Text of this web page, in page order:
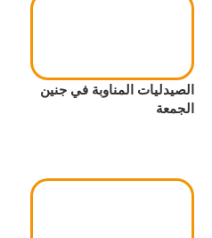
الصيدليات المناوبة في جنين
الجمعة